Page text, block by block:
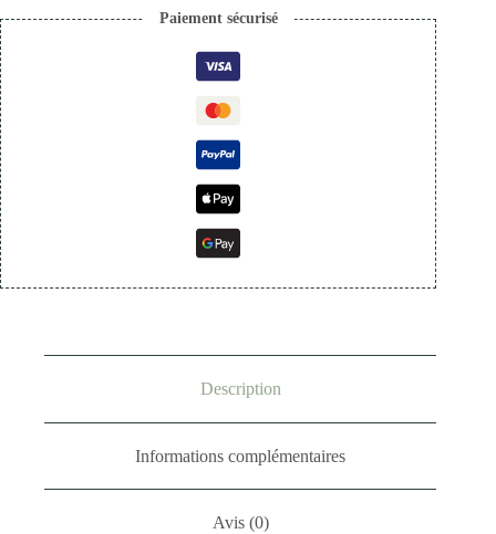
Paiement sécurisé
Description
Informations complémentaires
Avis (0)